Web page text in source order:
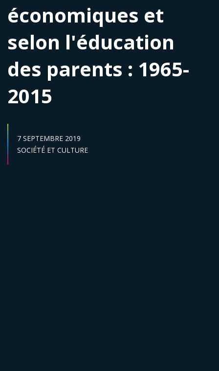
économiques et
selon l'éducation
des parents : 1965-
2015
DATE DE PUBLICATION :
7 SEPTEMBRE 2019
Secteur :
SOCIÉTÉ ET CULTURE